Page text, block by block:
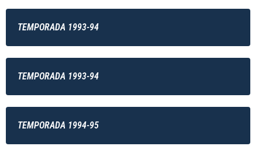
TEMPORADA 1993-94
TEMPORADA 1993-94
TEMPORADA 1994-95